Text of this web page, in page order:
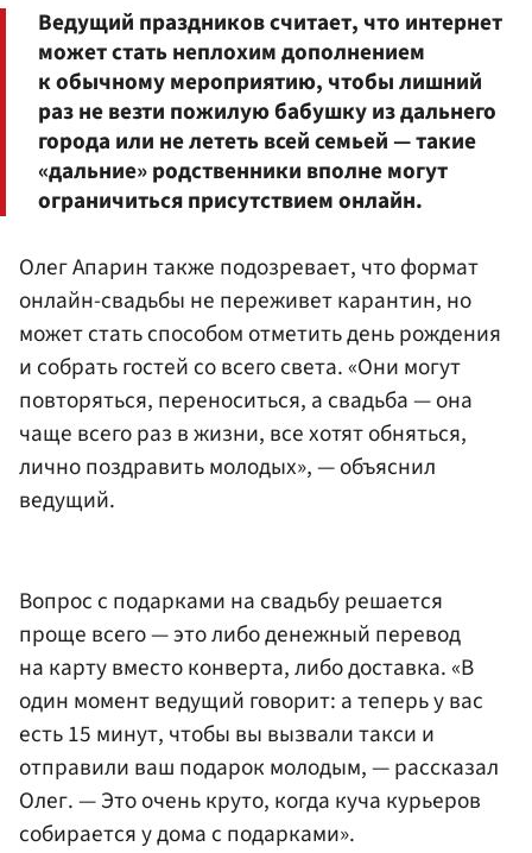
Ведущий праздников считает, что интернет
может стать неплохим дополнением
к обычному мероприятию, чтобы лишний
раз не везти пожилую бабушку из дальнего
города или не лететь всей семьей — такие
«дальние» родственники вполне могут
ограничиться присутствием онлайн.
Олег Апарин также подозревает, что формат
онлайн-свадьбы не переживет карантин, но
может стать способом отметить день рождения
и собрать гостей со всего света. «Они могут
повторяться, переноситься, а свадьба — она
чаще всего раз в жизни, все хотят обняться,
лично поздравить молодых», — объяснил
ведущий.
Вопрос с подарками на свадьбу решается
проще всего — это либо денежный перевод
на карту вместо конверта, либо доставка. «В
один момент ведущий говорит: а теперь у вас
есть 15 минут, чтобы вы вызвали такси и
отправили ваш подарок молодым, — рассказал
Олег. — Это очень круто, когда куча курьеров
собирается у дома с подарками».